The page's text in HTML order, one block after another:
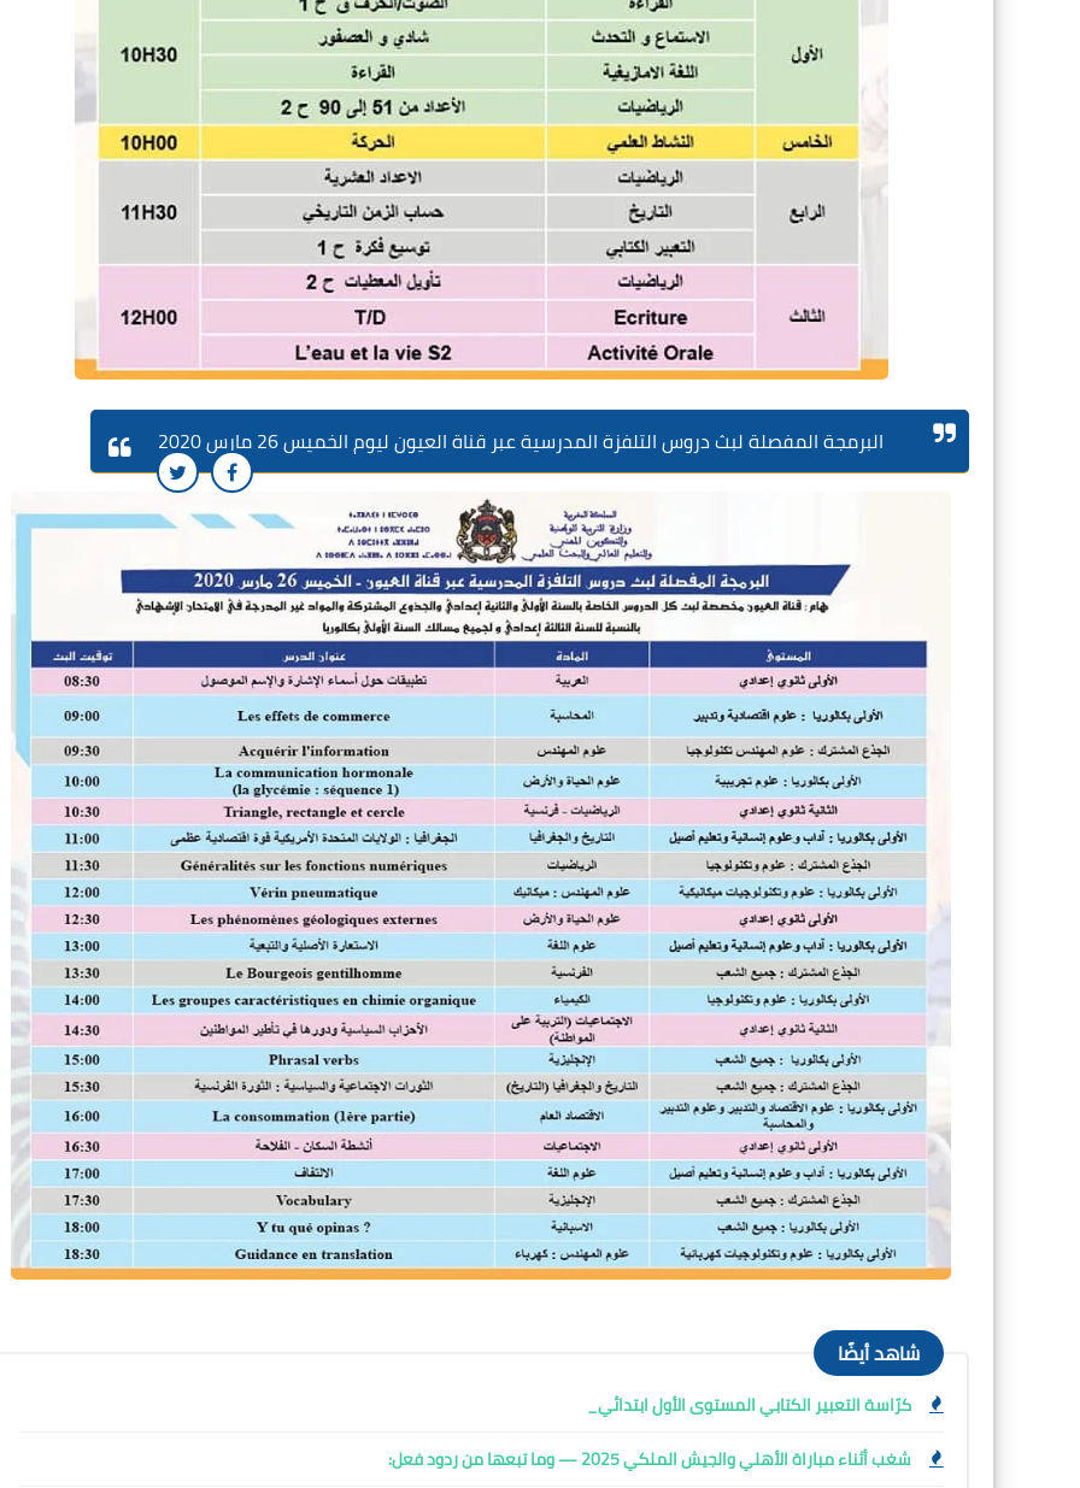
البرمجة المفصلة لبث دروس التلفزة المدرسية عبر قناة العيون ليوم الخميس 26 مارس 2020
شاهد أيضًا
كرّاسة التعبير الكتابي المستوى الأول ابتدائي_
شغب أثناء مباراة الأهلي والجيش الملكي 2025 — وما تبعها من ردود فعل: